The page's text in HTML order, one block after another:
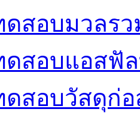
ดสอบมวลร
ดสอบแอสฟั
ดสอบวัสดุก่อ